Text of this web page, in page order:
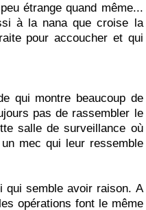
étrange quand même...
à la nana que croise la
pour accoucher et qui
qui montre beaucoup de
pas de rassembler le
salle de surveillance où
mec qui leur ressemble
semble avoir raison. A
opérations font le même